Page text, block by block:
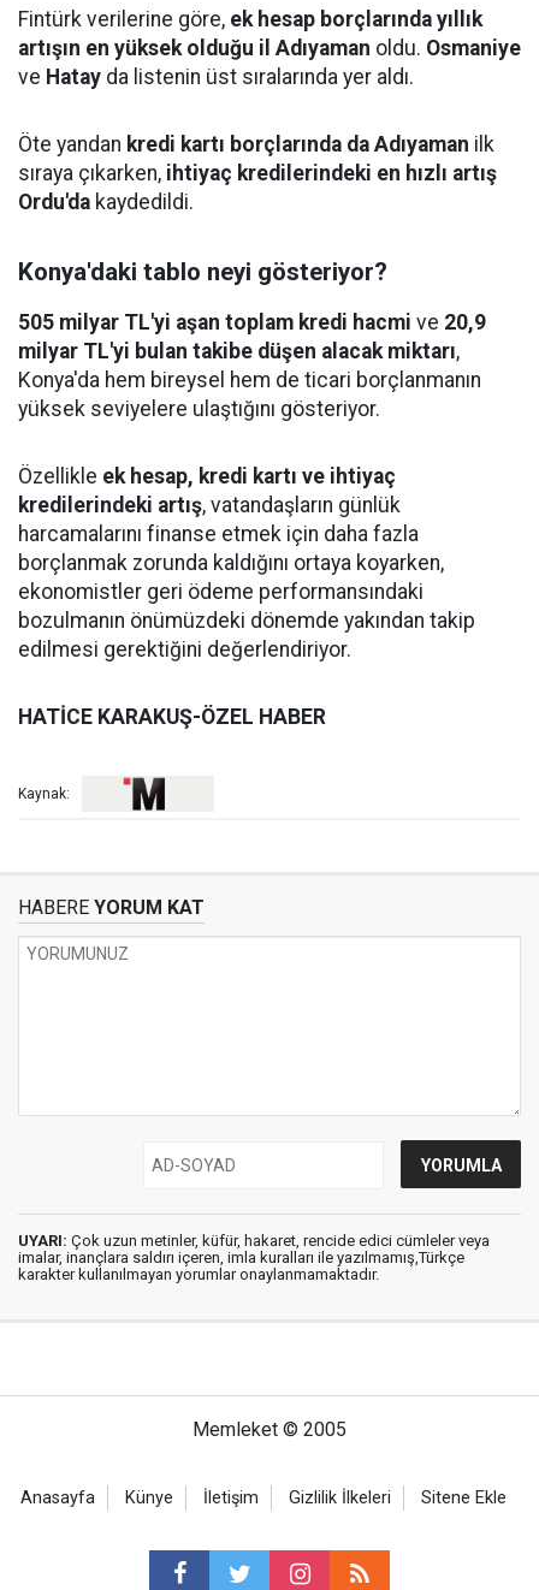
Fintürk verilerine göre, ek hesap borçlarında yıllık
artışın en yüksek olduğu il Adıyaman oldu. Osmaniye
ve Hatay da listenin üst sıralarında yer aldı.
Öte yandan kredi kartı borçlarında da Adıyaman ilk
sıraya çıkarken, ihtiyaç kredilerindeki en hızlı artış
Ordu'da kaydedildi.
Konya'daki tablo neyi gösteriyor?
505 milyar TL'yi aşan toplam kredi hacmi ve 20,9
milyar TL'yi bulan takibe düşen alacak miktarı,
Konya'da hem bireysel hem de ticari borçlanmanın
yüksek seviyelere ulaştığını gösteriyor.
Özellikle ek hesap, kredi kartı ve ihtiyaç
kredilerindeki artış, vatandaşların günlük
harcamalarını finanse etmek için daha fazla
borçlanmak zorunda kaldığını ortaya koyarken,
ekonomistler geri ödeme performansındaki
bozulmanın önümüzdeki dönemde yakından takip
edilmesi gerektiğini değerlendiriyor.
HATİCE KARAKUŞ-ÖZEL HABER
Kaynak:
HABERE YORUM KAT
UYARI: Çok uzun metinler, küfür, hakaret, rencide edici cümleler veya
imalar, inançlara saldırı içeren, imla kuralları ile yazılmamış,Türkçe
karakter kullanılmayan yorumlar onaylanmamaktadır.
Memleket © 2005
Anasayfa Künye İletişim Gizlilik İlkeleri Sitene Ekle